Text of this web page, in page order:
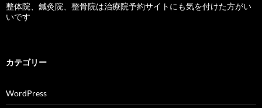
整体院、鍼灸院、整骨院は治療院予約サイトにも気を付けた方がい
いです
カテゴリー
WordPress